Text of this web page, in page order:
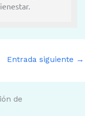
Entrada siguiente →
de